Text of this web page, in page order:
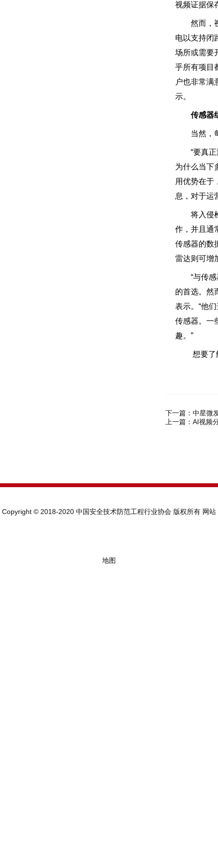
视频证据保
然而，视
电以支持闭
场所或需要
乎所有项目
户也非常满
示。
传感器
当然，每
“要真正激
为什么当下
用优势在于
息，对于运
将入侵检
作，并且通
传感器的数
雷达则可增
“与传感器
的首选。然
表示。“他
传感器。一
趣。”
想要了解
下一篇： 中星微
上一篇： AI视频
Copyright © 2018-2020 中国安全技术防范工程行业协会 版权所有 网站
地图